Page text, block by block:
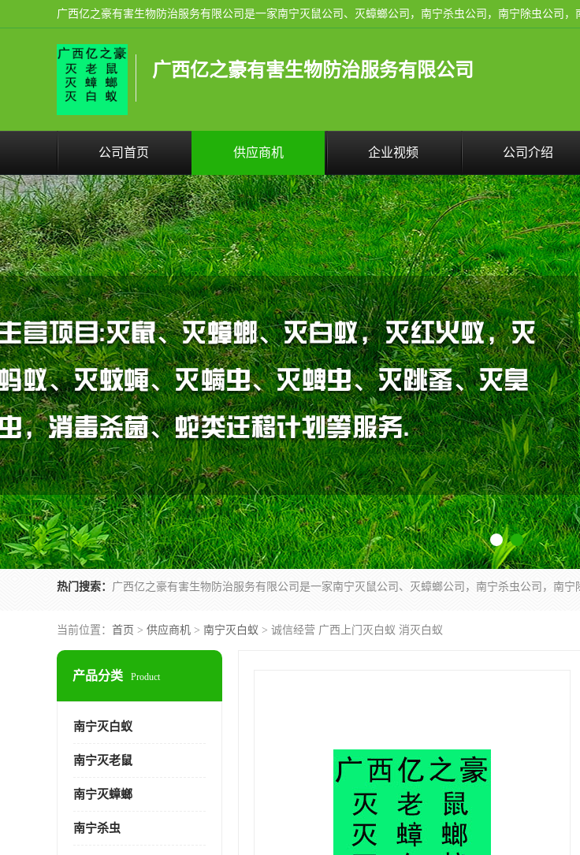
广西亿之豪有害生物防治服务有限公司
公司首页 供应商机 企业视频 公司介绍
热门搜索：
当前位置： 首页 > 供应商机 > 南宁灭白蚁 > 诚信经营 广西上门灭白蚁 消灭白蚁
产品分类 Product
南宁灭白蚁
南宁灭老鼠
南宁灭蟑螂
南宁杀虫